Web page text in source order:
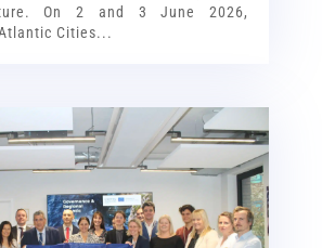
On 2 and 3 June 2026,
Cities...